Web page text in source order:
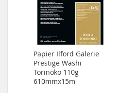
Papier Ilford Galerie
Prestige Washi
Torinoko 110g
610mmx15m